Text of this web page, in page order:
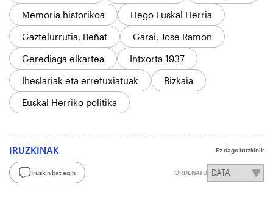
Memoria historikoa
Hego Euskal Herria
Gaztelurrutia, Beñat
Garai, Jose Ramon
Gerediaga elkartea
Intxorta 1937
Iheslariak eta errefuxiatuak
Bizkaia
Euskal Herriko politika
IRUZKINAK Ez dago iruzkinik
Iruzkin bat egin ORDENATU